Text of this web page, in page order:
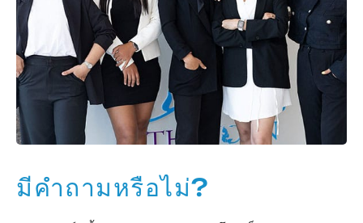
มีคำถามหรือไม่?